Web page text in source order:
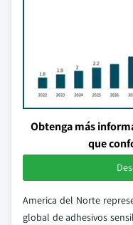
Obtenga más
que
America del Norte
global de adhesivos